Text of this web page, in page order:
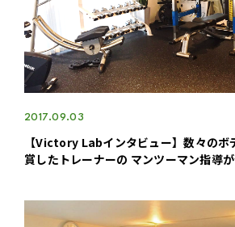
2017.09.03
【Victory Labインタビュー】数々のボ
賞したトレーナーの マンツーマン指導